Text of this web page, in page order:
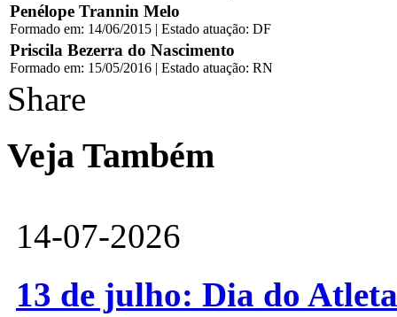
Penélope Trannin Melo
Formado em: 14/06/2015 | Estado atuação: DF
Priscila Bezerra do Nascimento
Formado em: 15/05/2016 | Estado atuação: RN
Share
Veja Também
14-07-2026
13 de julho: Dia do